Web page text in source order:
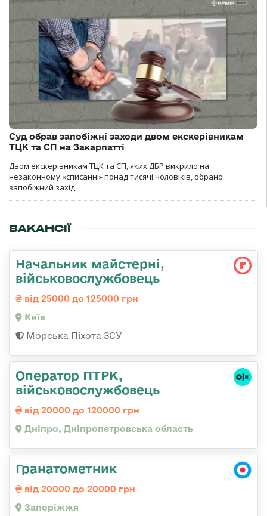
Суд обрав запобіжні заходи двом екскерівникам
ТЦК та СП на Закарпатті
Двом екскерівникам ТЦК та СП, яких ДБР викрило на
незаконному «списанні» понад тисячі чоловіків, обрано
запобіжний захід.
ВАКАНСІЇ
Начальник майстерні,
військовослужбовець
від 25000 до 125000 грн
Київ
Морська Піхота ЗСУ
Оператор ПТРК,
військовослужбовець
від 20000 до 120000 грн
Дніпро, Дніпропетровська область
Гранатометник
від 20000 до 20000 грн
Запоріжжя